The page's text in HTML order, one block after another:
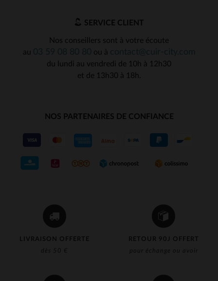
LIVRAISON OFFERTE
dès 50 €
RETOUR 90J OFFERT
pour échange ou avoir
SERVICE CLIENT
Nos conseillers sont à votre écoute
au
ou à
du lundi au vendredi de 10h à 12h30
et de 13h30 à 18h.
NOS PARTENAIRES DE CONFIANCE